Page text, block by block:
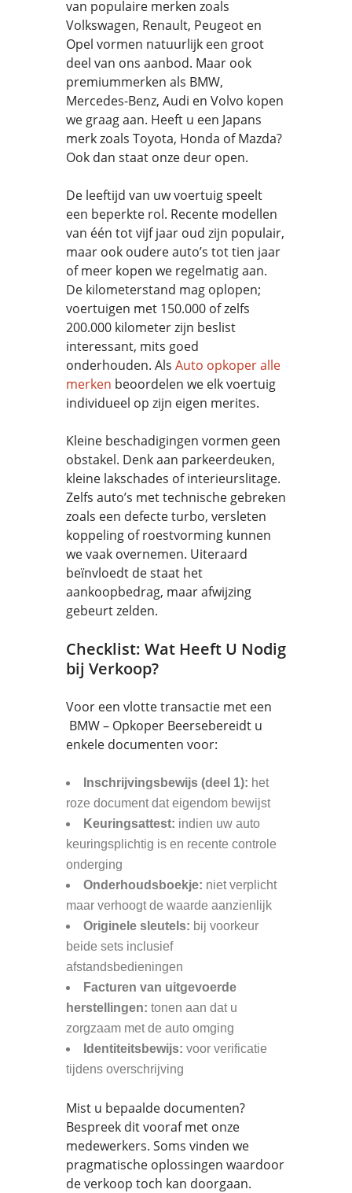
van populaire merken zoals
Volkswagen, Renault, Peugeot en
Opel vormen natuurlijk een groot
deel van ons aanbod. Maar ook
premiummerken als BMW,
Mercedes-Benz, Audi en Volvo kopen
we graag aan. Heeft u een Japans
merk zoals Toyota, Honda of Mazda?
Ook dan staat onze deur open.
De leeftijd van uw voertuig speelt
een beperkte rol. Recente modellen
van één tot vijf jaar oud zijn populair,
maar ook oudere auto’s tot tien jaar
of meer kopen we regelmatig aan.
De kilometerstand mag oplopen;
voertuigen met 150.000 of zelfs
200.000 kilometer zijn beslist
interessant, mits goed
onderhouden. Als Auto opkoper alle
merken beoordelen we elk voertuig
individueel op zijn eigen merites.
Kleine beschadigingen vormen geen
obstakel. Denk aan parkeerdeuken,
kleine lakschades of interieurslitage.
Zelfs auto’s met technische gebreken
zoals een defecte turbo, versleten
koppeling of roestvorming kunnen
we vaak overnemen. Uiteraard
beïnvloedt de staat het
aankoopbedrag, maar afwijzing
gebeurt zelden.
Checklist: Wat Heeft U Nodig
bij Verkoop?
Voor een vlotte transactie met een
BMW – Opkoper Beersebereidt u
enkele documenten voor:
Inschrijvingsbewijs (deel 1): het
roze document dat eigendom bewijst
Keuringsattest: indien uw auto
keuringsplichtig is en recente controle
onderging
Onderhoudsboekje: niet verplicht
maar verhoogt de waarde aanzienlijk
Originele sleutels: bij voorkeur
beide sets inclusief
afstandsbedieningen
Facturen van uitgevoerde
herstellingen: tonen aan dat u
zorgzaam met de auto omging
Identiteitsbewijs: voor verificatie
tijdens overschrijving
Mist u bepaalde documenten?
Bespreek dit vooraf met onze
medewerkers. Soms vinden we
pragmatische oplossingen waardoor
de verkoop toch kan doorgaan.